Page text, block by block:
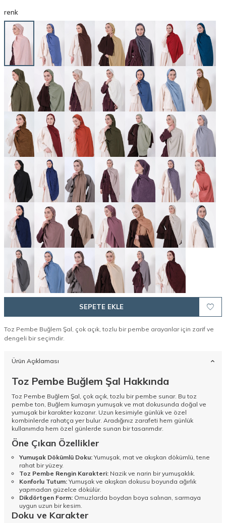
renk
SEPETE EKLE
Toz Pembe Buğlem Şal, çok açık, tozlu bir pembe arayanlar için zarif ve
dengeli bir seçimdir.
Ürün Açıklaması
Toz Pembe Buğlem Şal Hakkında
Toz Pembe Buğlem Şal, çok açık, tozlu bir pembe sunar. Bu toz
pembe ton, Buğlem kumaşın yumuşak ve mat dokusunda doğal ve
yumuşak bir karakter kazanır. Uzun kesimiyle günlük ve özel
kombinlerde rahatça yer bulur. Aradığınız zarafeti hem günlük
kullanımda hem özel günlerde sunan bir tasarımdır.
Öne Çıkan Özellikler
Yumuşak Dökümlü Doku: Yumuşak, mat ve akışkan dökümlü, tene
rahat bir yüzey.
Toz Pembe Rengin Karakteri: Nazik ve narin bir yumuşaklık.
Konforlu Tutum: Yumuşak ve akışkan dokusu boyunda ağırlık
yapmadan güzelce dökülür.
Dikdörtgen Form: Omuzlarda boydan boya salınan, sarmaya
uygun uzun bir kesim.
Doku ve Karakter